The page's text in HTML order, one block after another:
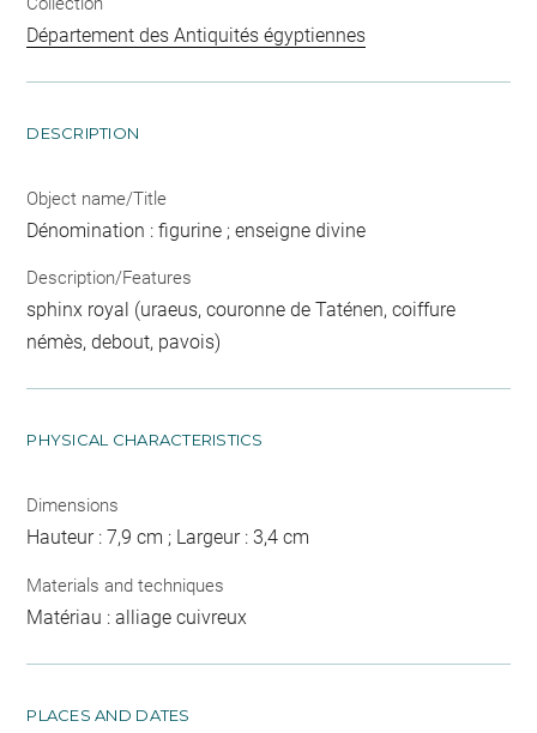
Département des Antiquités égyptiennes
DESCRIPTION
Object name/Title
Dénomination : figurine ; enseigne divine
Description/Features
sphinx royal (uraeus, couronne de Taténen, coiffure
némès, debout, pavois)
PHYSICAL CHARACTERISTICS
Dimensions
Hauteur : 7,9 cm ; Largeur : 3,4 cm
Materials and techniques
Matériau : alliage cuivreux
PLACES AND DATES